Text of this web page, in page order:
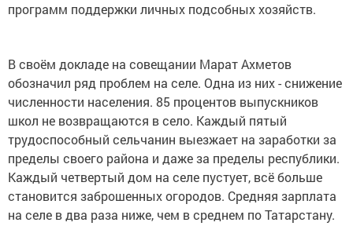
программ поддержки личных подсобных хозяйств.
В своём докладе на совещании Марат Ахметов
обозначил ряд проблем на селе. Одна из них - снижение
численности населения. 85 процентов выпускников
школ не возвращаются в село. Каждый пятый
трудоспособный сельчанин выезжает на заработки за
пределы своего района и даже за пределы республики.
Каждый четвертый дом на селе пустует, всё больше
становится заброшенных огородов. Средняя зарплата
на селе в два раза ниже, чем в среднем по Татарстану.